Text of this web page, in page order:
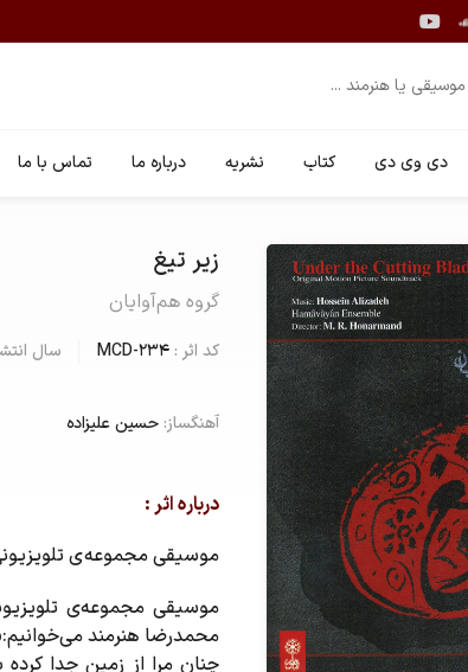
دی وی دی کتاب نشریه درباره ما تماس با ما
زیر تیغ
گروه هم‌آوایان
کد اثر :MCD-234 سال
آهنگساز:حسین علیزاده
درباره اثر :
موسیقی مجموعه ی
موسیقی مجموعه‌ی
محمدرضا هنرمند